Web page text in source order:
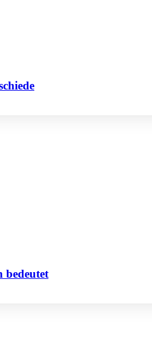
bedeutet